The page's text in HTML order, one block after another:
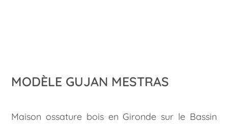
MODÈLE GUJAN MESTRAS
Maison ossature bois en Gironde sur le Bassin